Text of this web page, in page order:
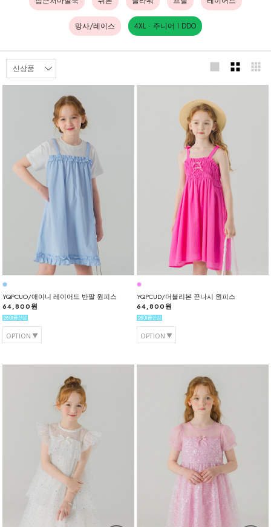
망사/레이스 4XL · 주니어 I DDO
YQPCUO/애이니 레이어드 반팔 원피스
64,800원
OPTION
YQPCUD/더블리본 끈나시 원피스
64,800원
OPTION